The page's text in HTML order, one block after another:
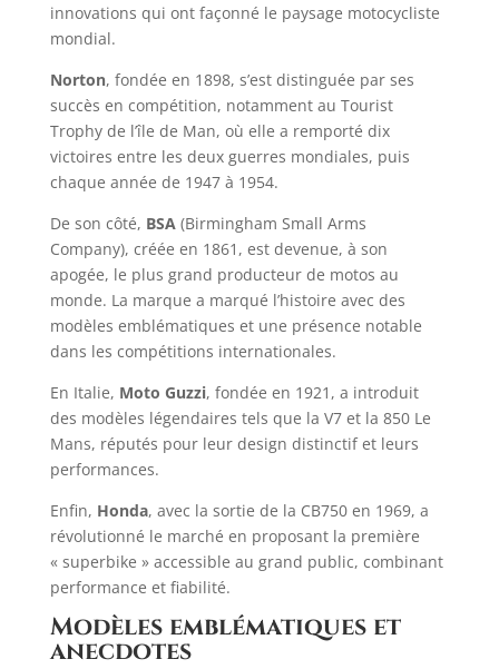
innovations qui ont façonné le paysage motocycliste
mondial.​
Norton, fondée en 1898, s’est distinguée par ses
succès en compétition, notamment au Tourist
Trophy de l’île de Man, où elle a remporté dix
victoires entre les deux guerres mondiales, puis
chaque année de 1947 à 1954. ​
De son côté, BSA(Birmingham Small Arms
Company), créée en 1861, est devenue, à son
apogée, le plus grand producteur de motos au
monde. La marque a marqué l’histoire avec des
modèles emblématiques et une présence notable
dans les compétitions internationales.
En Italie, Moto Guzzi, fondée en 1921, a introduit
des modèles légendaires tels que la V7 et la 850 Le
Mans, réputés pour leur design distinctif et leurs
performances.
Enfin, Honda, avec la sortie de la CB750 en 1969, a
révolutionné le marché en proposant la première
« superbike » accessible au grand public, combinant
performance et fiabilité.
Modèles emblématiques et
anecdotes